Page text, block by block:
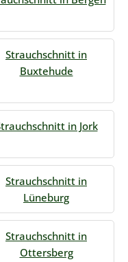
Strauchschnitt in
Buxtehude
in Jork
Strauchschnitt in
Lüneburg
Strauchschnitt in
Ottersberg